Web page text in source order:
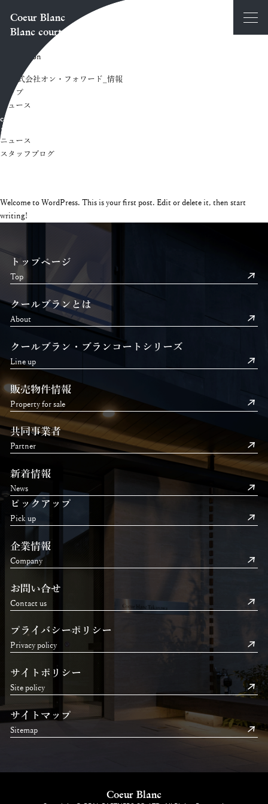
Coeur Blanc
Blanc court
information
トップ
ニュース
category
カテゴリー
ニュース
スタッフブログ
Welcome to WordPress. This is your first post. Edit or delete it, then start
writing!
トップページ
Top
クールブランとは
About
クールブラン・ブランコートシリーズ
Line up
販売物件情報
Property for sale
共同事業者
Partner
新着情報
News
ピックアップ
Pick up
企業情報
Company
お問い合せ
Contact us
プライバシーポリシー
Privacy policy
サイトポリシー
Site policy
サイトマップ
Sitemap
Coeur Blanc